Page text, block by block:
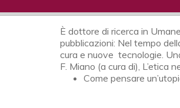
È dottore di ricerca in
pubblicazioni: Nel tempo
cura e nuove tecnologie.
F. Miano (a cura di), L’etica
Come pensare